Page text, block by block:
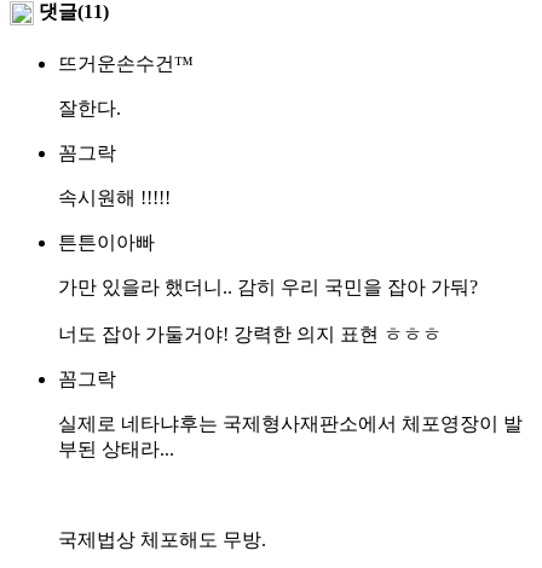
댓글(11)
뜨거운손수건™
잘한다.
꼼그락
속시원해 !!!!!
튼튼이아빠
가만 있을라 했더니.. 감히 우리 국민을 잡아 가둬?
너도 잡아 가둘거야! 강력한 의지 표현 ㅎㅎㅎ
꼼그락
실제로 네타냐후는 국제형사재판소에서 체포영장이 발
부된 상태라...
국제법상 체포해도 무방.